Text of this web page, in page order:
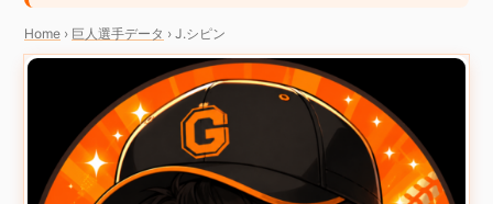
Home › 巨人選手データ › J.シピン